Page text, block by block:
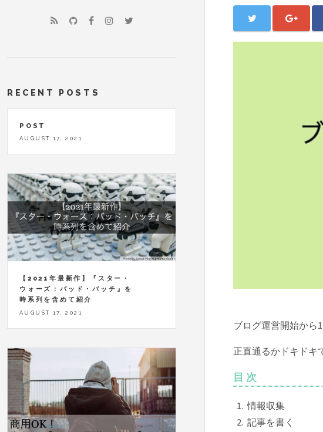
ブログ運営開始から
正直通るかドキドキ
目次
情報収集
記事を書く
RECENT POSTS
POST
AUGUST 17, 2021
【2021年最新作】『スター・
ウォーズ：バッド・バッチ』を
時系列を含めて紹介
AUGUST 17, 2021